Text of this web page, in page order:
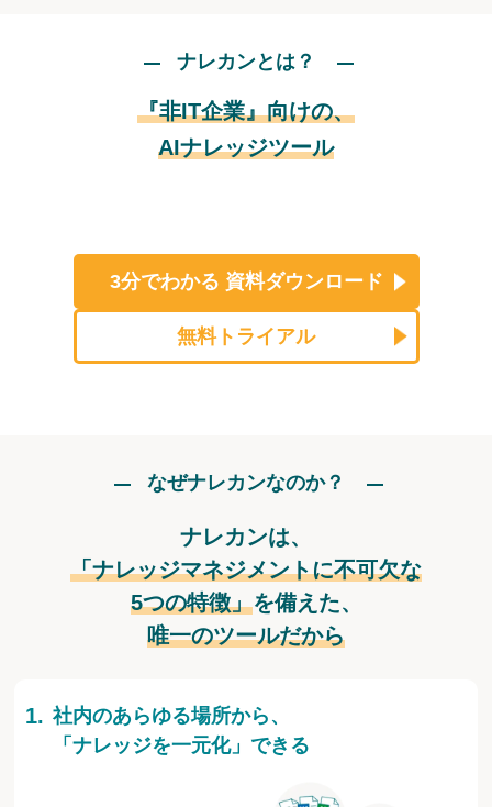
ナレカンとは？
『非IT企業』向けの、
AIナレッジツール
3分でわかる 資料ダウンロード
無料トライアル
なぜナレカンなのか？
ナレカンは、
「ナレッジマネジメントに不可欠な
5つの特徴」を備えた、
唯一のツールだから
社内のあらゆる場所から、
「ナレッジを一元化」できる